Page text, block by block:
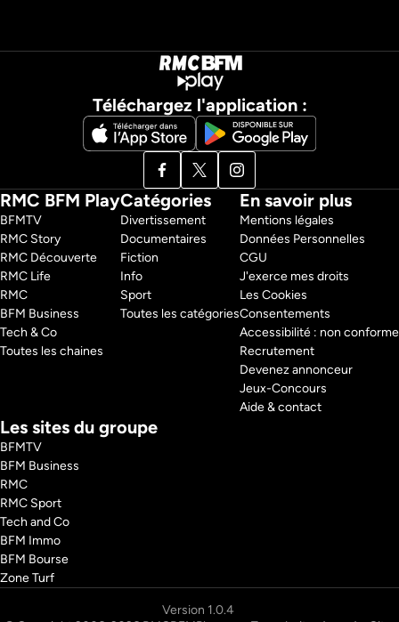
Téléchargez l'application :
RMC BFM Play
BFMTV
RMC Story
RMC Découverte
RMC Life
RMC
BFM Business
Tech & Co
Toutes les chaines
Catégories
Divertissement
Documentaires
Fiction
Info
Sport
Toutes les catégories
En savoir plus
Mentions légales
Données Personnelles
CGU
J'exerce mes droits
Les Cookies
Consentements
Accessibilité : non conforme
Recrutement
Devenez annonceur
Jeux-Concours
Aide & contact
Les sites du groupe
BFMTV
BFM Business
RMC
RMC Sport
Tech and Co
BFM Immo
BFM Bourse
Zone Turf